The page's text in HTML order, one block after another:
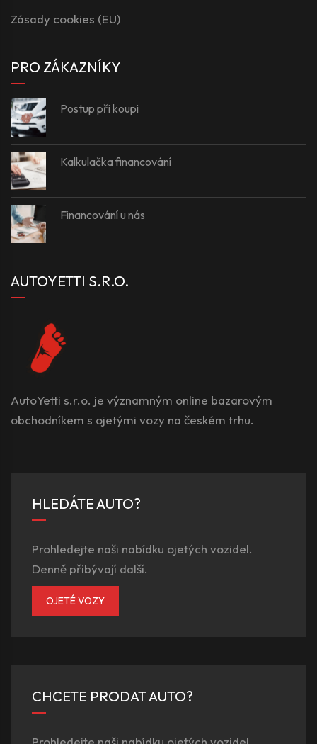
Zásady cookies (EU)
PRO ZÁKAZNÍKY
Postup při koupi
Kalkulačka financování
Financování u nás
AUTOYETTI S.R.O.
AutoYetti s.r.o. je významným online bazarovým
obchodníkem s ojetými vozy na českém trhu.
HLEDÁTE AUTO?
Prohledejte naši nabídku ojetých vozidel.
Denně přibývají další.
OJETÉ VOZY
CHCETE PRODAT AUTO?